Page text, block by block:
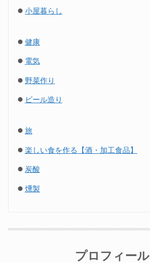
小屋暮らし
健康
電気
野菜作り
ビール造り
旅
楽しい食を作る【酒・加工食品】
炭酸
燻製
プロフィール